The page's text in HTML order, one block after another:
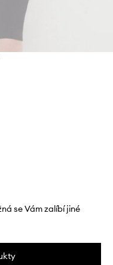
se Vám zalíbí jiné